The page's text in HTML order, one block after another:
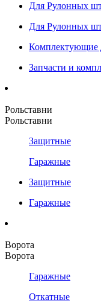
Для Рулонных
Для Рулонных
Комплектующие
Запчасти и
Рольставни
Рольставни
Защитные
Гаражные
Защитные
Гаражные
Ворота
Ворота
Гаражные
Откатные